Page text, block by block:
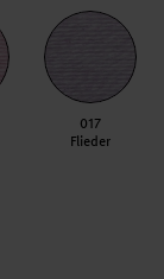
017
Flieder